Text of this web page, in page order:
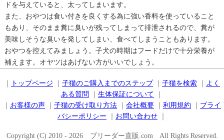
ドを与えていると、太ってしまいます。
また、おやつは食い付きを良くする為に強い香料を使っていること
もあり、そのまま糞に臭いが残ってしまって排泄されるので、糞が
美味しそうな臭いを発してしまい、食べてしまうこともあります。
おやつを控えてみましょう。子犬の時期はフードだけで十分栄養が
補えます。オヤツはあげない方がいいでしょう。
トップページ 子猫のご購入までのステップ｜ 子猫を検索
よく
ある質問
生体保証について
お客様の声 子猫の受け取り方法 会社概要 利用規約
プライ
バシーポリシー
お問い合わせ
Copyright (C) 2010 - 2026 ブリーダー直販.com All Rights Reserved.